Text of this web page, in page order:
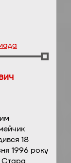
18
1996 року